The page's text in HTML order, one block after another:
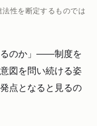
性を断定するものでは
るのか」——制度を
図を問い続ける姿
点となると見るの